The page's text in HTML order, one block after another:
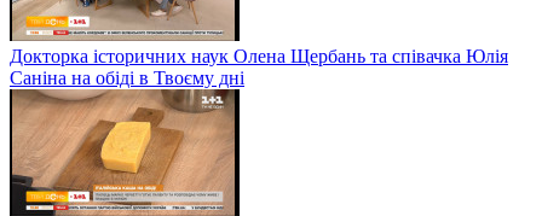
Докторка історичних наук Олена Щербань та співачка Юлія
Саніна на обіді в Твоєму дні